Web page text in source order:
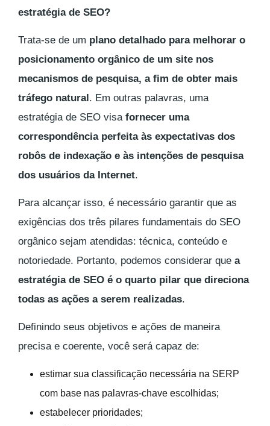
estratégia de SEO?
Trata-se de um plano detalhado para melhorar o
posicionamento orgânico de um site nos
mecanismos de pesquisa, a fim de obter mais
tráfego natural. Em outras palavras, uma
estratégia de SEO visa fornecer uma
correspondência perfeita às expectativas dos
robôs de indexação e às intenções de pesquisa
dos usuários da Internet.
Para alcançar isso, é necessário garantir que as
exigências dos três pilares fundamentais do SEO
orgânico sejam atendidas: técnica, conteúdo e
notoriedade. Portanto, podemos considerar que a
estratégia de SEO é o quarto pilar que direciona
todas as ações a serem realizadas.
Definindo seus objetivos e ações de maneira
precisa e coerente, você será capaz de:
estimar sua classificação necessária na SERP
com base nas palavras-chave escolhidas;
estabelecer prioridades;